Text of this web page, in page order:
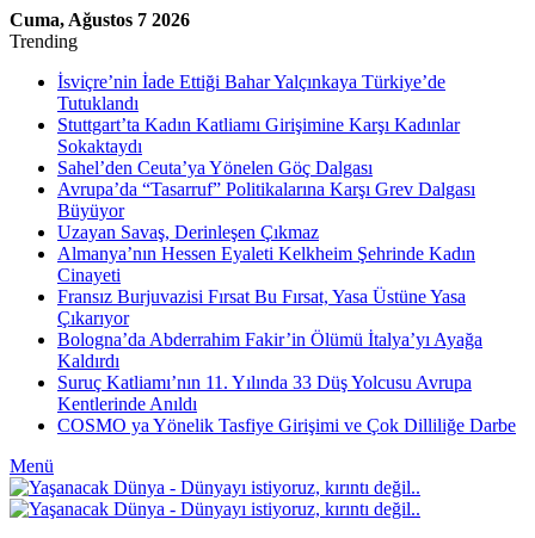
Cuma, Ağustos 7 2026
Trending
İsviçre’nin İade Ettiği Bahar Yalçınkaya Türkiye’de
Tutuklandı
Stuttgart’ta Kadın Katliamı Girişimine Karşı Kadınlar
Sokaktaydı
Sahel’den Ceuta’ya Yönelen Göç Dalgası
Avrupa’da “Tasarruf” Politikalarına Karşı Grev Dalgası
Büyüyor
Uzayan Savaş, Derinleşen Çıkmaz
Almanya’nın Hessen Eyaleti Kelkheim Şehrinde Kadın
Cinayeti
Fransız Burjuvazisi Fırsat Bu Fırsat, Yasa Üstüne Yasa
Çıkarıyor
Bologna’da Abderrahim Fakir’in Ölümü İtalya’yı Ayağa
Kaldırdı
Suruç Katliamı’nın 11. Yılında 33 Düş Yolcusu Avrupa
Kentlerinde Anıldı
COSMO ya Yönelik Tasfiye Girişimi ve Çok Dilliliğe Darbe
Menü